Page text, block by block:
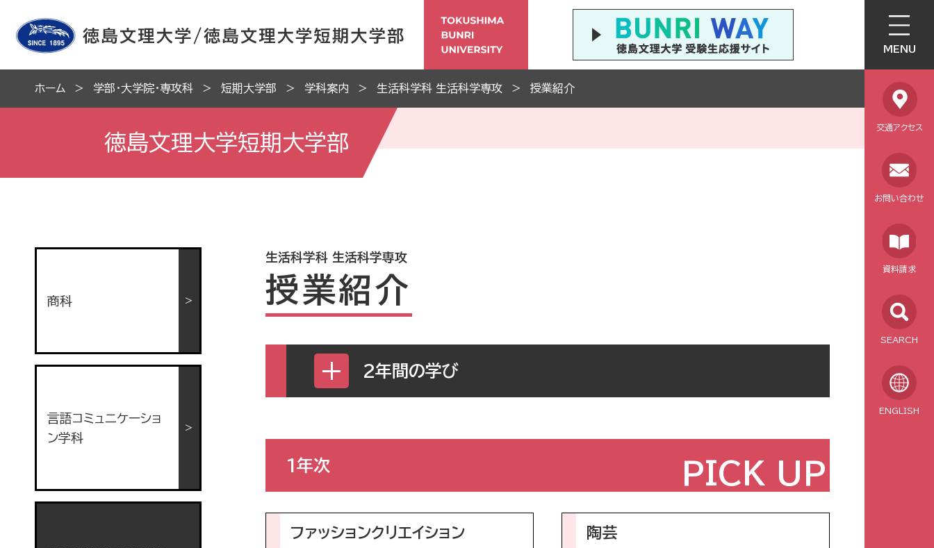
MENU
交通アクセス
お問い合わせ
資料請求
SEARCH
ENGLISH
ホーム 学部・大学院・専攻科 短期大学部 学科案内 生活科学科 生活科学専攻 授業紹介
徳島文理大学短期大学部
生活科学科 生活科学専攻
授業紹介
2年間の学び
1年次 PICK UP
ファッションクリエイション 陶芸
商科
言語コミュニケーショ
ン学科